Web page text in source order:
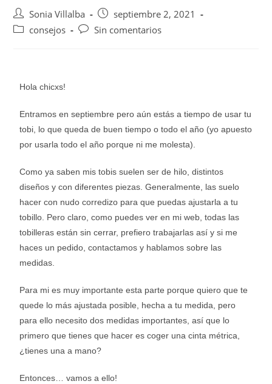
Sonia Villalba
septiembre 2, 2021
consejos
Sin comentarios
Hola chicxs!
Entramos en septiembre pero aún estás a tiempo de usar tu
tobi, lo que queda de buen tiempo o todo el año (yo apuesto
por usarla todo el año porque ni me molesta).
Como ya saben mis tobis suelen ser de hilo, distintos
diseños y con diferentes piezas. Generalmente, las suelo
hacer con nudo corredizo para que puedas ajustarla a tu
tobillo. Pero claro, como puedes ver en mi web, todas las
tobilleras están sin cerrar, prefiero trabajarlas así y si me
haces un pedido, contactamos y hablamos sobre las
medidas.
Para mi es muy importante esta parte porque quiero que te
quede lo más ajustada posible, hecha a tu medida, pero
para ello necesito dos medidas importantes, así que lo
primero que tienes que hacer es coger una cinta métrica,
¿tienes una a mano?
Entonces… vamos a ello!